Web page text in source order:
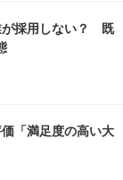
が採用しない？ 既
「満足度の高い大